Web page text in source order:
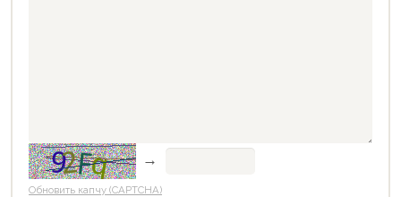
→
Обновить капчу (CAPTCHA)